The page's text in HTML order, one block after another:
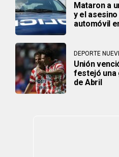
Mataron a
y el
automóvil
DEPORTE
Unión
festejó una
de Abril